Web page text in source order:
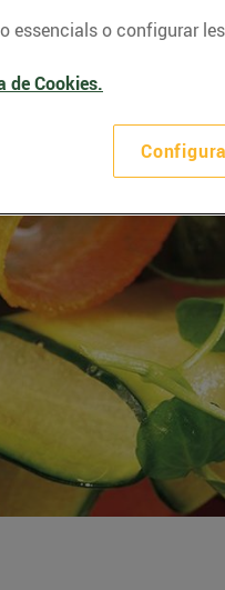
essencials o configurar
de Cookies.